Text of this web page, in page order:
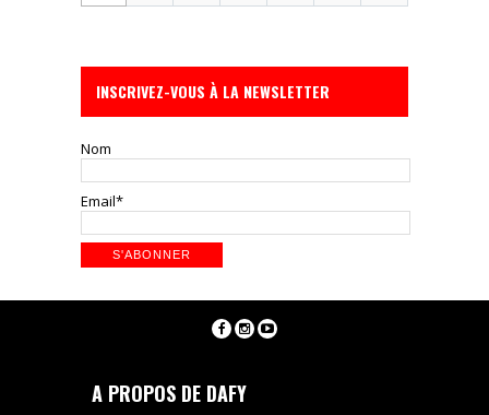
INSCRIVEZ-VOUS À LA NEWSLETTER
Nom
Email*
A PROPOS DE DAFY